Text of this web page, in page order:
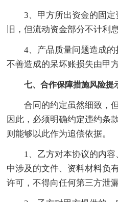
3、甲方所出资金的固定
旧，但流动资金部分不计利息
4、产品质量问题造成的
不善造成的呆坏账损失由甲方
七、合作保障措施风险提
合同的约定虽然细致，但
因此，必须明确约定违约条
则能够以此作为追偿依据。
1、乙方对本协议的内容
中涉及的文件、资料材料负
许可，不得向任何第三方泄漏